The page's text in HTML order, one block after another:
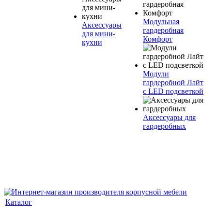
Аксессуары
для мини-
кухни
Модульная
гардеробная
Комфорт
Модули
гардеробной Лайт
с LED подсветкой
Аксессуары для
гардеробных
Каталог